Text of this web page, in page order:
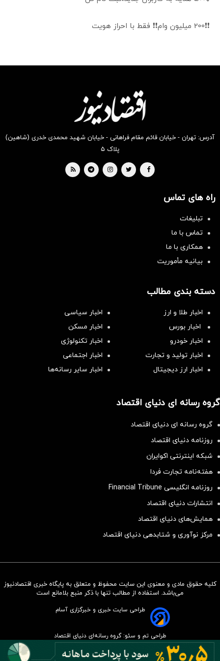
سرمایه‌گذاری همسنگ با شاخص
❗❗200 میلیون وام❗❗ فقط با احراز هویت
آدرس: تهران - خیابان قائم مقام فراهانی - خیابان شهید محمدی خدری (شاهین)
پلاک ۵
راه های تماس
تبلیغات
تماس با ما
همکاری با ما
بیانیه مأموریت
دسته بندی مطالب
اخبار طلا و ارز
اخبار سیاسی
اخبار بورس
اخبار مسکن
اخبار خودرو
اخبار تکنولوژی
اخبار تولید و تجارت
اخبار اجتماعی
اخبار ارز دیجیتال
اخبار سایر رسانه‌‌ها
گروه رسانه ای دنیای اقتصاد
گروه رسانه ای دنیای اقتصاد
روزنامه دنیای اقتصاد
شبکه اینترنتی اکوایران
هفته‌نامه تجارت فردا
روزنامه انگلیسی Financial Tribune
انتشارات دنیای اقتصاد
همایش‌های دنیای اقتصاد
مرکز نوآوری و شتابدهی دنیای اقتصاد
کلیه حقوق مادی و معنوی این سایت محفوظ و متعلق به پایگاه خبری اقتصادنیوز
می‌باشد. استفاده از مطالب تنها با ذکر منبع بلامانع است
طراحی سایت خبری و خبرگزاری آسام
طراحی تم و سئو: گروه رسانه‌ای دنیای اقتصاد